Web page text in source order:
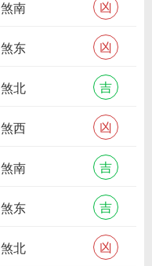
煞南 凶
煞东 凶
煞北 吉
煞西 凶
煞南 吉
煞东 吉
煞北 凶